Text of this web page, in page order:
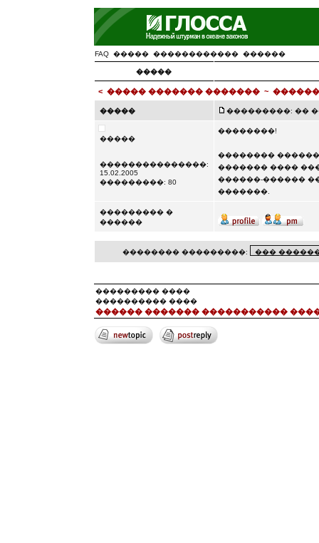
FAQ ����� ������������ ������
�����
< ����� ������� �������~
����� ���������: �� ���
�����
���������������:
15.02.2005
���������: 80
��������!
��������
������� ����
������-������
�������.
��������� �
������
�������� ���������:
��������� ����
���������� ����
������ ������� �����������